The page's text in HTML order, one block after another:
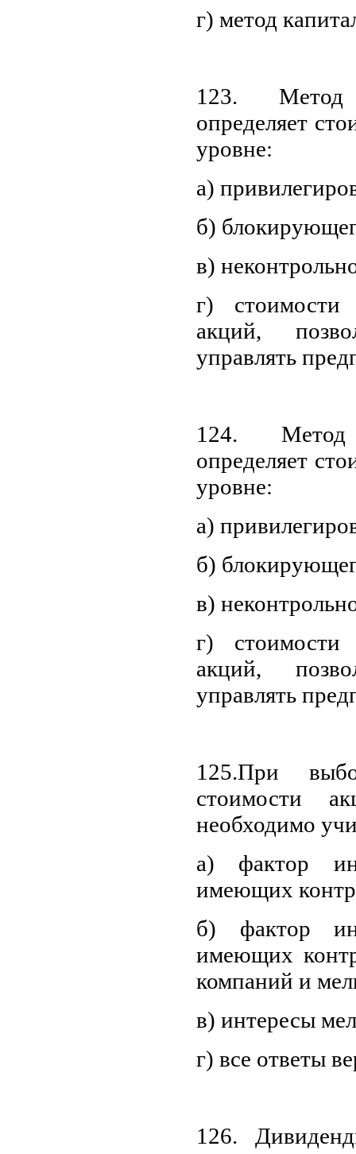
г) метод
123. Метод
определяет
уровне:
а)
б)
в)
г) стоимости
акций,
управлять
124.
определяет
уровне:
а)
б)
в)
г) стоимости
акций,
управлять
125.При
стоимости
необходимо
а) фактор
имеющих
б) фактор
имеющих
компаний и
в) интересы
г) все ответы
126.